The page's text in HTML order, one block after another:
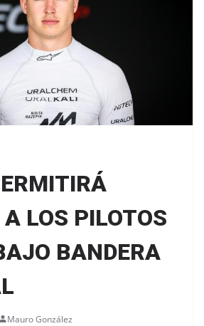
A LOS PILOTOS
BANDERA
Mauro González